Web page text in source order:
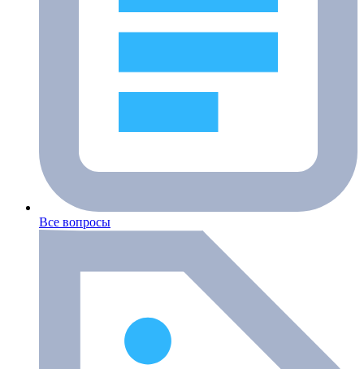
Все вопросы